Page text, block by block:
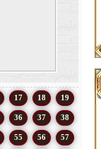
17 18 19
36 37 38
55 56 57